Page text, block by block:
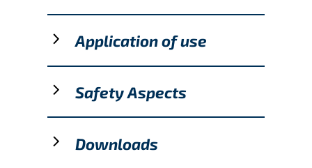
Application of use
Safety Aspects
Downloads